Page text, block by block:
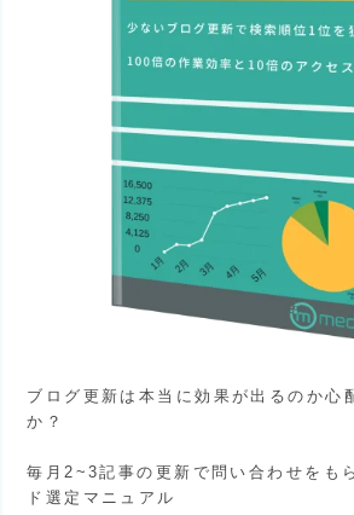
ブログ更新は本当に効果が出るのか心
か？
毎月2~3記事の更新で問い合わせをも
ド選定マニュアル